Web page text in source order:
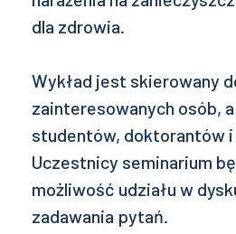
dla zdrowia.
Wykład jest skierowany
zainteresowanych osób,
studentów, doktorantów i
Uczestnicy seminarium
możliwość udziału w
zadawania pytań.